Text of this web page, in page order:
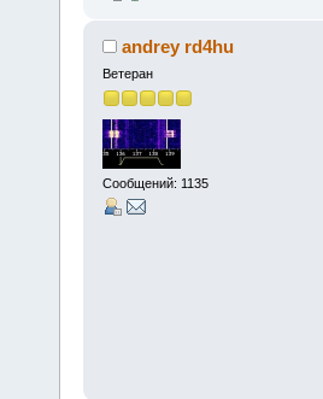
andrey rd4hu
Ветеран
Сообщений: 1135